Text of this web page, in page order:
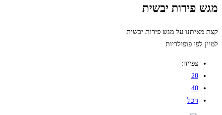
יבשית
על מגש פירות יבשית
פופולריות
צפייה: